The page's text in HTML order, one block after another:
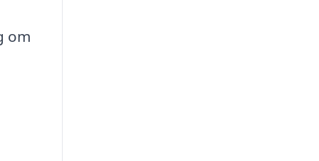
om